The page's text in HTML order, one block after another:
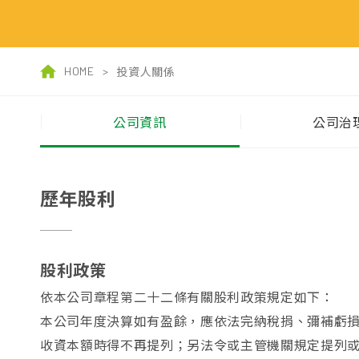
HOME > 投資人關係
公司資訊 公司治
歷年股利
股利政策
依本公司章程第二十二條有關股利政策規定如下：
本公司年度決算如有盈餘，應依法完納稅捐、彌補虧
收資本額時得不再提列；另法令或主管機關規定提列